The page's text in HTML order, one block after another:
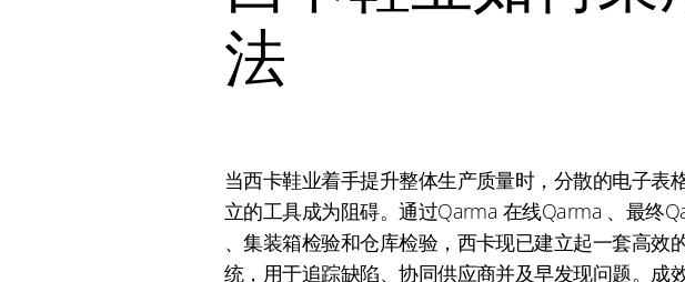
法
当西卡鞋业着手提升整体生产质量时，分散的电子表
立的工具成为阻碍。通过Qarma 在线Qarma 、最终
、集装箱检验和仓库检验，西卡现已建立起一套高效
统，用于追踪缺陷、协同供应商并及早发现问题。成